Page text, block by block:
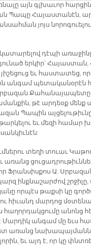
այն գլխա­ւոր հար­ցին,
Պա­պը Հա­յաս­տա­նէն,
յոյս
դէ­պի ա­ռա­ջի­նը
եր­կիր՝
եւ հաս­տա­տեց, որ
ան­գամ
Քա­հա­նա­յա­պե­տը
թէ ար­դեօք մենք
Պա­պին
եւ մե­զի հա­մար
տե­ղի տուաւ
ա­ռանց
Ֆրան­սիս­քոս Ա.
ինք­նա­շար­ժով
որ­պէս թաք­սի կը
հի­ւանդ մար­դոց
ա­նոնց
Մար­դիկ ան­գամ մը եւս
հետ ա­ռանց
եւ այդ է, որ կը